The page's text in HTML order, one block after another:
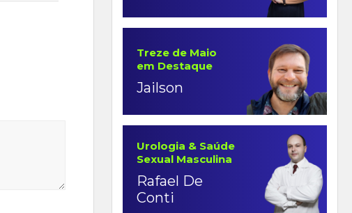
Treze de Maio
em Destaque
Jailson
Urologia & Saúde
Sexual Masculina
Rafael De
Conti